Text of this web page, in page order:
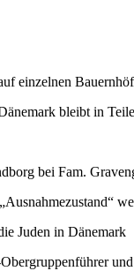
einzelnen
bleibt in
bei Fam.
Juden in Dänemark